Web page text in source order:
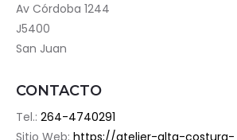
Av Córdoba 1244
J5400
San Juan
CONTACTO
Tel.: 264-4740291
Sitio Web: https://atelier-alta-costura-